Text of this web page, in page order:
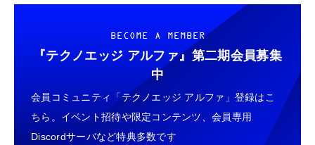
BECOME A MEMBER
『テクノエッジ アルファ』 第二期会員募集
中
会員コミュニティ「テクノエッジ アルファ」登録はこ
ちら。イベント招待や限定コンテンツ、会員専用
Discordサーバなど特典多数です